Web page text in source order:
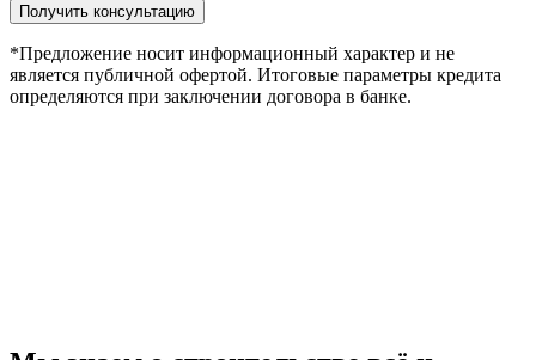
Получить консультацию
*Предложение носит информационный характер и не
является публичной офертой. Итоговые параметры кредита
определяются при заключении договора в банке.